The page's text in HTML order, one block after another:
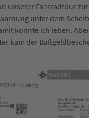
unserer Fahrradtour
unter dem
konnte ich leben.
kam der